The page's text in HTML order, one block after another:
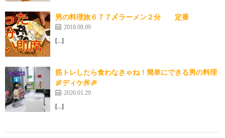
男の料理旅６７７〆ラーメン２分 定番
2018.08.09
[…]
筋トレしたら食わなきゃね！簡単にできる男の料理
🍖ディケ丼🎉
2020.01.29
[…]